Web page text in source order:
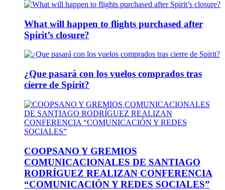
What will happen to flights purchased after
Spirit’s closure?
¿Que pasará con los vuelos comprados tras
cierre de Spirit?
COOPSANO Y GREMIOS
COMUNICACIONALES DE SANTIAGO
RODRÍGUEZ REALIZAN CONFERENCIA
“COMUNICACIÓN Y REDES SOCIALES”